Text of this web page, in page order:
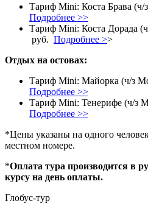
Тариф Mini: Коста Брава
Подробнее >>
Тариф Mini: Коста Дорада
руб. Подробнее >>
Отдых на остовах:
Тариф Mini: Майорка (ч/з
Подробнее >>
Тариф Mini: Тенерифе (ч/з
Подробнее >>
*Цены указаны на одного
местном номере.
*Оплата тура производится в
курсу на день оплаты.
Глобус-тур